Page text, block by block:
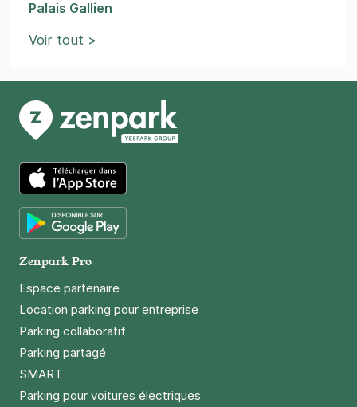
Palais Gallien
Voir tout >
App Store
Zenpark Pro
Espace partenaire
Location parking pour entreprise
Parking collaboratif
Parking partagé
SMART
Parking pour voitures électriques